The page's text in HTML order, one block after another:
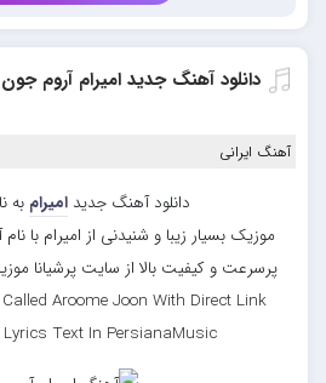
دانلود آهنگ جدید امیرام آروم جون
آهنگ ایرانی
دانلود آهنگ جدیدامیرام به
موزیک بسیار زیبا و شنیدنی از امیرام با
پرسرعت و کیفیت بالا از سایت پرشیانا
Aroome Joon With Direct Link
Text In PersianaMusic